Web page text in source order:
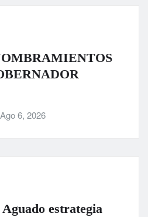
Ago 6, 2026
estrategia